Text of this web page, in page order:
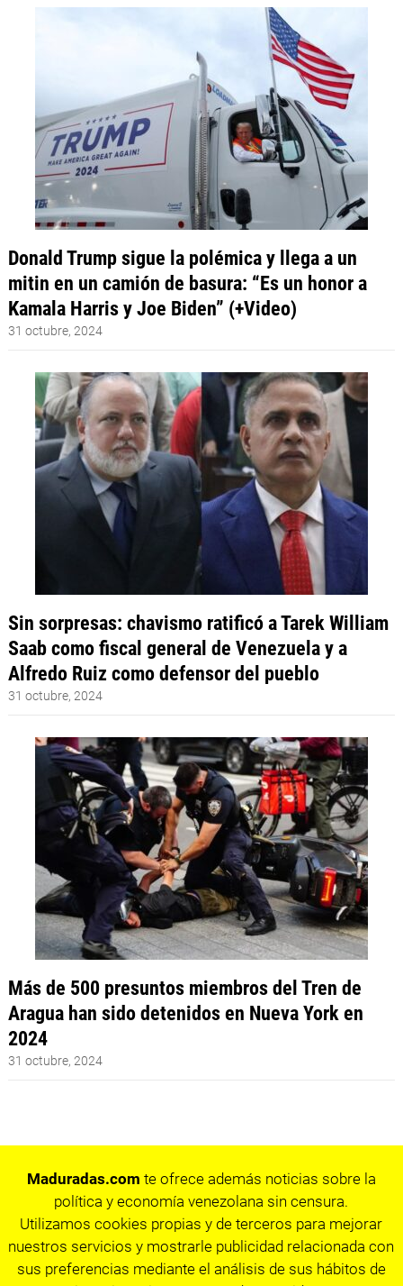
Donald Trump sigue la polémica y llega a un
mitin en un camión de basura: “Es un honor a
Kamala Harris y Joe Biden” (+Video)
31 octubre, 2024
Sin sorpresas: chavismo ratificó a Tarek William
Saab como fiscal general de Venezuela y a
Alfredo Ruiz como defensor del pueblo
31 octubre, 2024
Más de 500 presuntos miembros del Tren de
Aragua han sido detenidos en Nueva York en
2024
31 octubre, 2024
Maduradas.com te ofrece además noticias sobre la
política y economía venezolana sin censura.
Utilizamos cookies propias y de terceros para mejorar
nuestros servicios y mostrarle publicidad relacionada con
sus preferencias mediante el análisis de sus hábitos de